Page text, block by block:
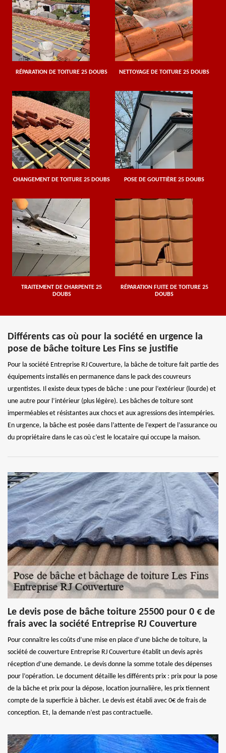
RÉPARATION DE TOITURE 25 DOUBS NETTOYAGE DE TOITURE 25 DOUBS
CHANGEMENT DE TOITURE 25 DOUBS POSE DE GOUTTIÈRE 25 DOUBS
TRAITEMENT DE CHARPENTE 25
DOUBS
RÉPARATION FUITE DE TOITURE 25
DOUBS
Différents cas où pour la société en urgence la
pose de bâche toiture Les Fins se justifie
Pour la société Entreprise RJ Couverture, la bâche de toiture fait partie des
équipements installés en permanence dans le pack des couvreurs
urgentistes. Il existe deux types de bâche : une pour l’extérieur (lourde) et
une autre pour l’intérieur (plus légère). Les bâches de toiture sont
imperméables et résistantes aux chocs et aux agressions des intempéries.
En urgence, la bâche est posée dans l’attente de l’expert de l’assurance ou
du propriétaire dans le cas où c’est le locataire qui occupe la maison.
Le devis pose de bâche toiture 25500 pour 0 € de
frais avec la société Entreprise RJ Couverture
Pour connaître les coûts d’une mise en place d’une bâche de toiture, la
société de couverture Entreprise RJ Couverture établit un devis après
réception d’une demande. Le devis donne la somme totale des dépenses
pour l’opération. Le document détaille les différents prix : prix pour la pose
de la bâche et prix pour la dépose, location journalière, les prix tiennent
compte de la superficie à bâcher. Le devis est établi avec 0€ de frais de
conception. Et, la demande n’est pas contractuelle.